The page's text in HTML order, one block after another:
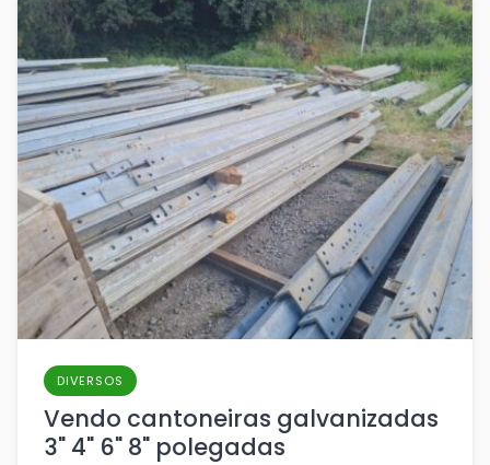
DIVERSOS
Vendo cantoneiras galvanizadas
3" 4" 6" 8" polegadas